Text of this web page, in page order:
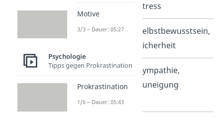
Stress
Fester Stand
Selbstbewusstsein,
Sicherheit
Nah
beieinander
sitzen
Sympathie,
Zuneigung
Motive
3/3 – Dauer: 05:27
Psychologie
Tipps gegen Prokrastination
Prokrastination
1/6 – Dauer: 05:43